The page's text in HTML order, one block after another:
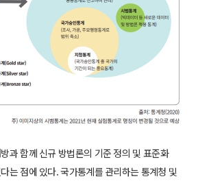
과 함께 신규 방법론의 기준 정의 및 표준화
는 점에 있다. 국가통계를 관리하는 통계청 및